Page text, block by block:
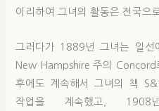
이리하여 그녀의 활동은 전국으
그러다가 1889년 그녀는 일선
New Hampshire 주의 Concord
후에도 계속해서 그녀의 책
작업을 계속했고, 1908